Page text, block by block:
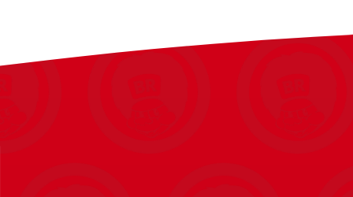
Fremstillet i trykimprægneret fyrretræ